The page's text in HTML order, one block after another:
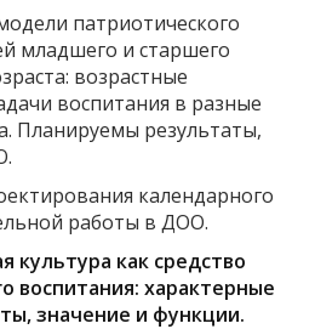
патриотического
младшего и старшего
возрастные
воспитания в разные
Планируемы результаты,
календарного
работы в ДОО.
культура как средство
воспитания: характерные
значение и функции.